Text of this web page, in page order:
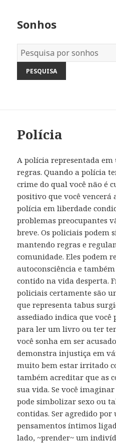
Sonhos
Dicionário
dos
Sonhos:
Polícia
A polícia representada
regras. Quando a polícia
crime do qual você não é
positivo que você vencerá
polícia em liberdade
problemas preocupantes
breve. Os policiais podem
mantendo regras e
comunidade. Eles podem
autoconsciência e
contido na vida desperta.
policiais certamente são
que representa tabus
assediado indica que
para ler um livro ou ter
você sonha em ser
demonstra injustiça em
muito bem estar irritado
também acreditar que as
sua vida. Se você
pode simbolizar sexo ou
contidas. Ser agredido
pensamentos íntimos
lado, ~prender~ um